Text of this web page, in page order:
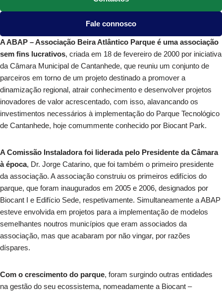
Fale connosco
A ABAP – Associação Beira Atlântico Parque é uma associação
sem fins lucrativos, criada em 18 de fevereiro de 2000 por iniciativa
da Câmara Municipal de Cantanhede, que reuniu um conjunto de
parceiros em torno de um projeto destinado a promover a
dinamização regional, atrair conhecimento e desenvolver projetos
inovadores de valor acrescentado, com isso, alavancando os
investimentos necessários à implementação do Parque Tecnológico
de Cantanhede, hoje comummente conhecido por Biocant Park.
A Comissão Instaladora foi liderada pelo Presidente da Câmara
à época, Dr. Jorge Catarino, que foi também o primeiro presidente
da associação. A associação construiu os primeiros edifícios do
parque, que foram inaugurados em 2005 e 2006, designados por
Biocant I e Edifício Sede, respetivamente. Simultaneamente a ABAP
esteve envolvida em projetos para a implementação de modelos
semelhantes noutros municípios que eram associados da
associação, mas que acabaram por não vingar, por razões
díspares.
Com o crescimento do parque, foram surgindo outras entidades
na gestão do seu ecossistema, nomeadamente a Biocant –